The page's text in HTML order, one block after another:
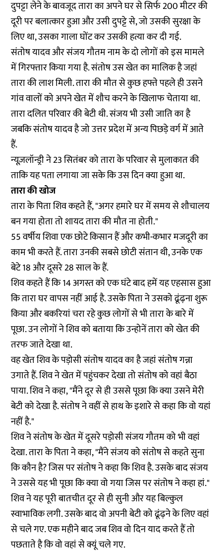
दुपट्टा लेने के बावजूद तारा का अपने घर से सिर्फ 200 मीटर की
दूरी पर बलात्कार हुआ और उसी दुपट्टे से, जो उसकी सुरक्षा के
लिए था, उसका गाला घोंट कर उसकी हत्या कर दी गई.
संतोष यादव और संजय गौतम नाम के दो लोगों को इस मामले
में गिरफ्तार किया गया है. संतोष उस खेत का मालिक है जहां
तारा की लाश मिली. तारा की मौत से कुछ हफ्ते पहले ही उसने
गांव वालों को अपने खेत में शौच करने के खिलाफ चेताया था.
तारा दलित परिवार की बेटी थी. संजय भी उसी जाति का है
जबकि संतोष यादव है जो उत्तर प्रदेश में अन्य पिछड़े वर्ग में आते
हैं.
न्यूज़लॉन्ड्री ने 23 सितंबर को तारा के परिवार से मुलाकात की
ताकि यह पता लगाया जा सके कि उस दिन क्या हुआ था.
तारा की खोज
तारा के पिता शिव कहते हैं, "अगर हमारे घर में समय से शौचालय
बन गया होता तो शायद तारा की मौत ना होती."
55 वर्षीय शिवा एक छोटे किसान हैं और कभी-कभार मजदूरी का
काम भी करते हैं. तारा उनकी सबसे छोटी संतान थी, उनके एक
बेटे 18 और दूसरे 28 साल के हैं.
शिव कहते हैं कि 14 अगस्त को एक घंटे बाद हमें यह एहसास हुआ
कि तारा घर वापस नहीं आई है. उसके पिता ने उसको ढूंढ़ना शुरू
किया और बकरियां चरा रहे कुछ लोगों से भी तारा के बारे में
पूछा. उन लोगों ने शिव को बताया कि उन्होनें तारा को खेत की
तरफ जाते देखा था.
वह खेत शिव के पड़ोसी संतोष यादव का है जहां संतोष गन्ना
उगाते हैं. शिव ने खेत में पहुंचकर देखा तो संतोष को वहां बैठा
पाया. शिव ने कहा, "मैंने दूर से ही उससे पूछा कि क्या उसने मेरी
बेटी को देखा है. संतोष ने वहीं से हाथ के इशारे से कहा कि वो यहां
नहीं है."
शिव ने संतोष के खेत में दूसरे पड़ोसी संजय गौतम को भी वहां
देखा. तारा के पिता ने कहा, "मैंने संजय को संतोष से कहते सुना
कि कौन है? जिस पर संतोष ने कहा कि शिव है. उसके बाद संजय
ने उससे यह भी पूछा कि क्या वो गया जिस पर संतोष ने कहा हां."
शिव ने यह पूरी बातचीत दूर से ही सुनी और यह बिल्कुल
स्वाभाविक लगी. उसके बाद वो अपनी बेटी को ढूंढ़ने के लिए वहां
से चले गए. एक महीने बाद जब शिव वो दिन याद करते हैं तो
पछताते है कि वो वहां से क्यूं चले गए.